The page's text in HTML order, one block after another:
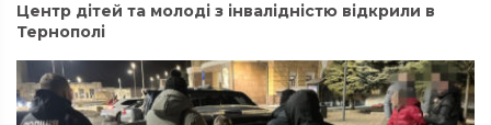
Центр дітей та молоді з інвалідністю відкрили в
Тернополі